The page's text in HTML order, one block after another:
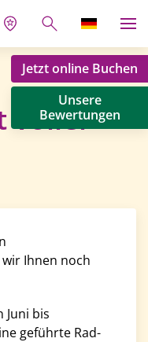
Jetzt online Buchen
Unsere
Bewertungen
voller
Ihnen noch
Juni bis
geführte Rad-